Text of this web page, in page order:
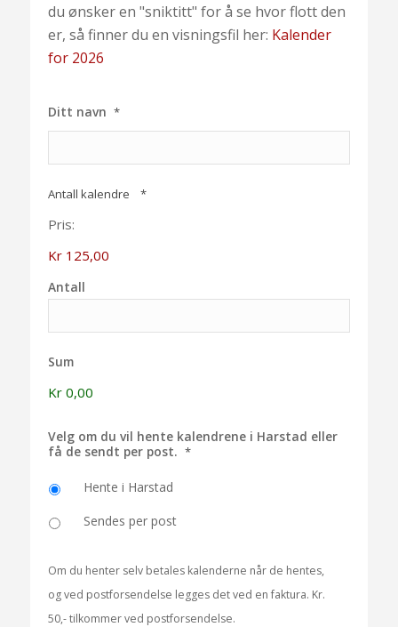
du ønsker en "sniktitt" for å se hvor flott den
er, så finner du en visningsfil her: Kalender
for 2026
Ditt navn *
Antall kalendre Antall
*
Pris:
Kr 125,00
Antall
Sum
Kr 0,00
Velg om du vil hente kalendrene i Harstad eller
få de sendt per post. *
Hente i Harstad
Sendes per post
Om du henter selv betales kalenderne når de hentes,
og ved postforsendelse legges det ved en faktura. Kr.
50,- tilkommer ved postforsendelse.